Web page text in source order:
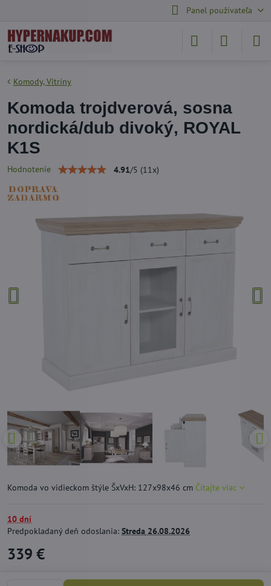
Panel používateľa
Komody, Vitríny
Komoda trojdverová, sosna
nordická/dub divoký, ROYAL
K1S
Hodnotenie 4.91/5 (11 x)
Komoda vo vidieckom štýle ŠxVxH: 127x98x46 cm Čítajte viac
10 dní
Predpokladaný deň odoslania: Streda 26.08.2026
339 €